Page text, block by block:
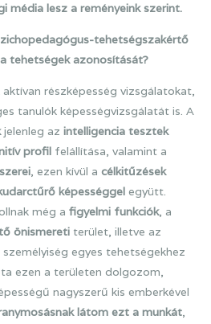
média lesz a reményeink szerint.
tehetségszakértő
tehetségek azonosítását?
részképesség vizsgálatokat,
tanulók képességvizsgálatát is. A
jelenleg az intelligencia tesztek
profil felállítása, valamint a
, ezen kívül a célkitűzések
képességgel együtt.
még a figyelmi funkciók, a
önismereti terület, illetve az
egyes tehetségekhez
ezen a területen dolgozom,
nagyszerű kis emberkével
látom ezt a munkát,